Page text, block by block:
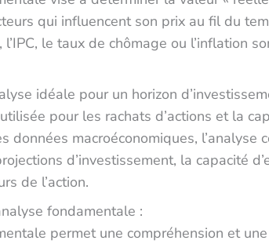
qui influencent son prix au fil du
le taux de chômage ou l’inflation
idéale pour un horizon
pour les rachats d’actions et la
données macroéconomiques, l’analyse
d’investissement, la capacité
de l’action.
fondamentale :
permet une compréhension et